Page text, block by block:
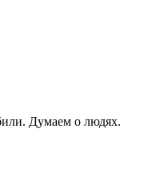
Думаем о людях.